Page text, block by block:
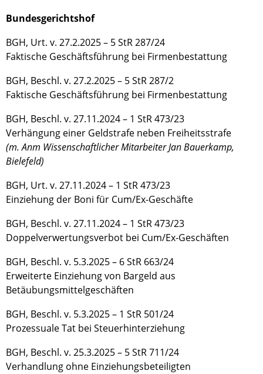
Bundesgerichtshof
BGH, Urt. v. 27.2.2025 – 5 StR 287/24
Faktische Geschäftsführung bei Firmenbestattung
BGH, Beschl. v. 27.2.2025 – 5 StR 287/2
Faktische Geschäftsführung bei Firmenbestattung
BGH, Beschl. v. 27.11.2024 – 1 StR 473/23
Verhängung einer Geldstrafe neben Freiheitsstrafe
(m. Anm Wissenschaftlicher Mitarbeiter Jan Bauerkamp,
Bielefeld)
BGH, Urt. v. 27.11.2024 – 1 StR 473/23
Einziehung der Boni für Cum/Ex-Geschäfte
BGH, Beschl. v. 27.11.2024 – 1 StR 473/23
Doppelverwertungsverbot bei Cum/Ex-Geschäften
BGH, Beschl. v. 5.3.2025 – 6 StR 663/24
Erweiterte Einziehung von Bargeld aus
Betäubungsmittelgeschäften
BGH, Beschl. v. 5.3.2025 – 1 StR 501/24
Prozessuale Tat bei Steuerhinterziehung
BGH, Beschl. v. 25.3.2025 – 5 StR 711/24
Verhandlung ohne Einziehungsbeteiligten